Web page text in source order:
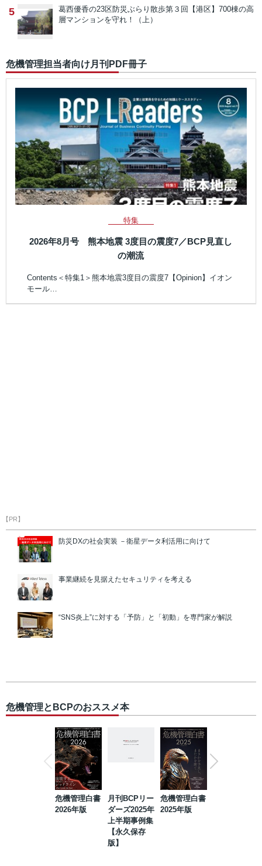
5 葛西優香の23区防災ぶらり散歩第３回【港区】700棟の高
層マンションを守れ！（上）
危機管理担当者向け月刊PDF冊子
特集
2026年8月号 熊本地震 3度目の震度7／BCP見直し
の潮流
Contents＜特集1＞熊本地震3度目の震度7【Opinion】イオン
モール…
【PR】
防災DXの社会実装 －衛星データ利活用に向けて
事業継続を見据えたセキュリティを考える
“SNS炎上”に対する「予防」と「初動」を専門家が解説
危機管理とBCPのおススメ本
危機管理白書
2026年版
月刊BCPリー
ダーズ2025年
上半期事例集
【永久保存
版】
危機管理白書
2025年版